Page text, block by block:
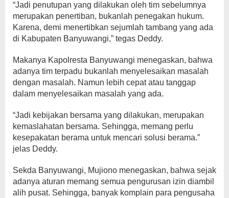
“Jadi penutupan yang dilakukan oleh tim sebelumnya
merupakan penertiban, bukanlah penegakan hukum.
Karena, demi menertibkan sejumlah tambang yang ada
di Kabupaten Banyuwangi,” tegas Deddy.
Makanya Kapolresta Banyuwangi menegaskan, bahwa
adanya tim terpadu bukanlah menyelesaikan masalah
dengan masalah. Namun lebih cepat atau tanggap
dalam menyelesaikan masalah yang ada.
“Jadi kebijakan bersama yang dilakukan, merupakan
kemaslahatan bersama. Sehingga, memang perlu
kesepakatan berama untuk mencari solusi berama.”
jelas Deddy.
Sekda Banyuwangi, Mujiono menegaskan, bahwa sejak
adanya aturan memang semua pengurusan izin diambil
alih pusat. Sehingga, banyak komplain para pengusaha